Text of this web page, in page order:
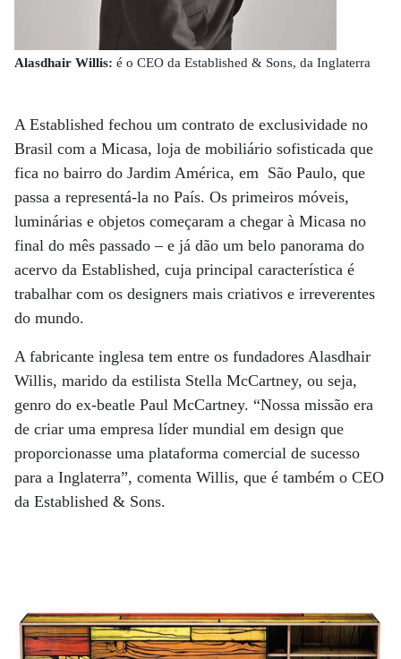
Alasdhair Willis: é o CEO da Established & Sons, da Inglaterra
A Established fechou um contrato de exclusividade no
Brasil com a Micasa, loja de mobiliário sofisticada que
fica no bairro do Jardim América, em São Paulo, que
passa a representá-la no País. Os primeiros móveis,
luminárias e objetos começaram a chegar à Micasa no
final do mês passado – e já dão um belo panorama do
acervo da Established, cuja principal característica é
trabalhar com os designers mais criativos e irreverentes
do mundo.
A fabricante inglesa tem entre os fundadores Alasdhair
Willis, marido da estilista Stella McCartney, ou seja,
genro do ex-beatle Paul McCartney. “Nossa missão era
de criar uma empresa líder mundial em design que
proporcionasse uma plataforma comercial de sucesso
para a Inglaterra”, comenta Willis, que é também o CEO
da Established & Sons.